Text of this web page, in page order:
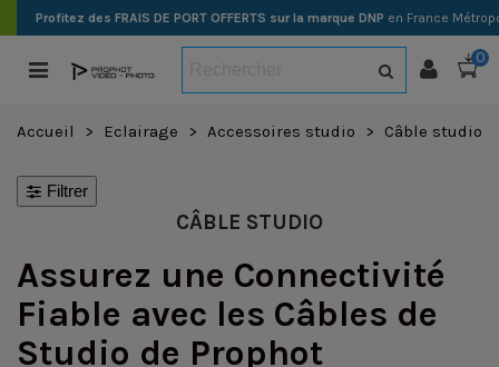
Profitez des FRAIS DE PORT OFFERTS sur la marque DNP en France
0
Accueil > Eclairage > Accessoires studio > Câble studio
Filtrer
CÂBLE STUDIO
Assurez une Connectivité
Fiable avec les Câbles de
Studio de Prophot